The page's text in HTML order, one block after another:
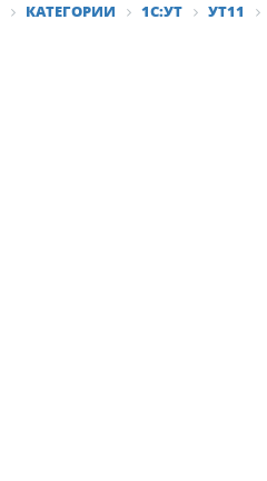
КАТЕГОРИИ 1С:УТ УТ11